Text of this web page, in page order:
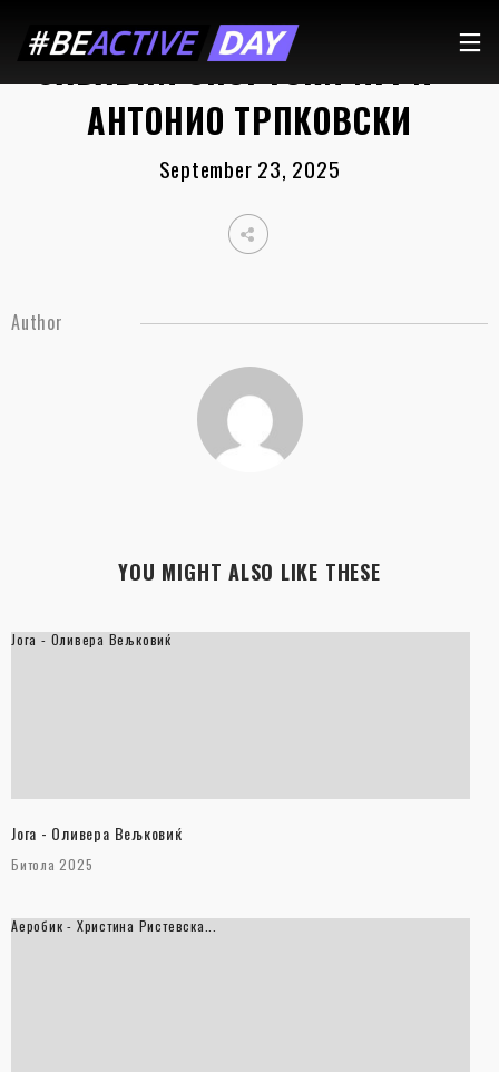
ЗАБАВНИ СПОРТСКИ ИГРИ –
АНТОНИО ТРПКОВСКИ
September 23, 2025
Author
YOU MIGHT ALSO LIKE THESE
Јога - Оливера Вељковиќ
Јога - Оливера Вељковиќ
Битола 2025
Аеробик - Христина Ристевска...